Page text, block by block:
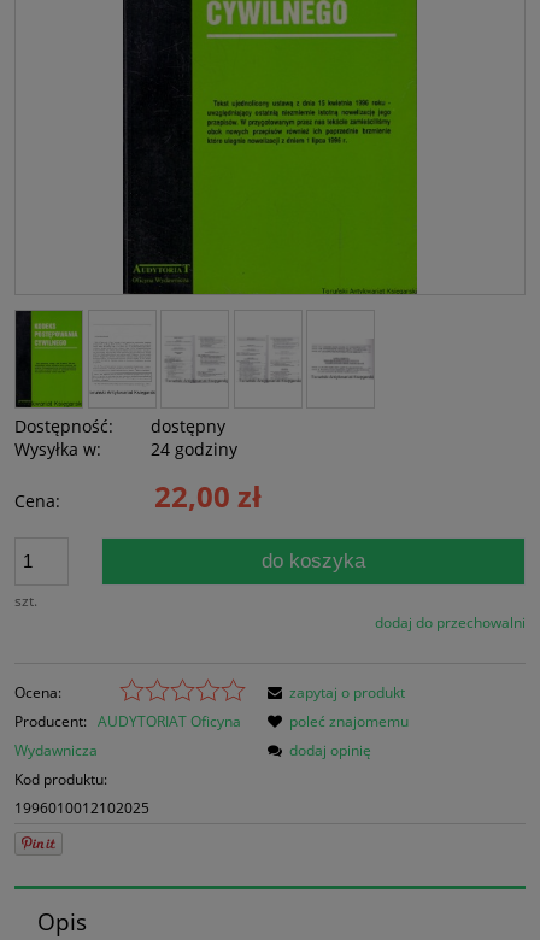
Dostępność:
dostępny
Wysyłka w:
24 godziny
Cena: 22,00 zł
szt.
do koszyka
dodaj do przechowalni
Ocena:
Producent: AUDYTORIAT Oficyna
Wydawnicza
Kod produktu:
1996010012102025
zapytaj o produkt
poleć znajomemu
dodaj opinię
Opis